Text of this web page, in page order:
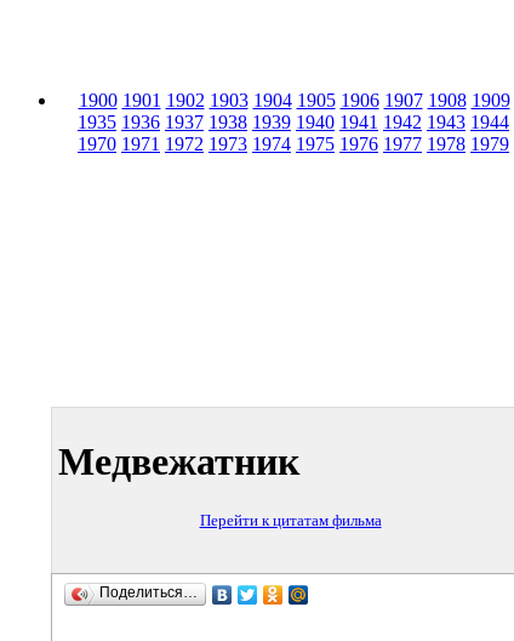
1900 1901 1902 1903 1904 1905 1906 1907 1908 1909
1935 1936 1937 1938 1939 1940 1941 1942 1943 1944
1970 1971 1972 1973 1974 1975 1976 1977 1978 1979
Медвежатник
Перейти к цитатам фильма
Поделиться…